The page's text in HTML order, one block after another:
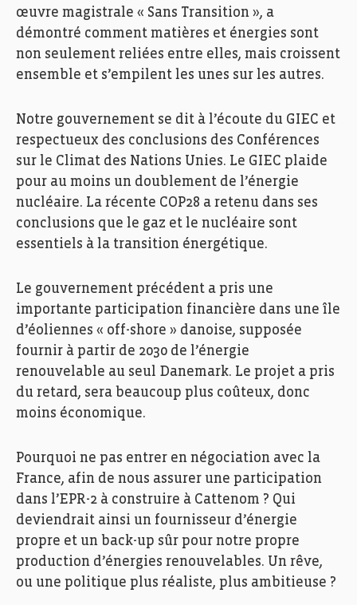
œuvre magistrale « Sans Transition », a
démontré comment matières et énergies sont
non seulement reliées entre elles, mais croissent
ensemble et s’empilent les unes sur les autres.
Notre gouvernement se dit à l’écoute du GIEC et
respectueux des conclusions des Conférences
sur le Climat des Nations Unies. Le GIEC plaide
pour au moins un doublement de l’énergie
nucléaire. La récente COP28 a retenu dans ses
conclusions que le gaz et le nucléaire sont
essentiels à la transition énergétique.
Le gouvernement précédent a pris une
importante participation financière dans une île
d’éoliennes « off-shore » danoise, supposée
fournir à partir de 2030 de l’énergie
renouvelable au seul Danemark. Le projet a pris
du retard, sera beaucoup plus coûteux, donc
moins économique.
Pourquoi ne pas entrer en négociation avec la
France, afin de nous assurer une participation
dans l’EPR-2 à construire à Cattenom ? Qui
deviendrait ainsi un fournisseur d’énergie
propre et un back-up sûr pour notre propre
production d’énergies renouvelables. Un rêve,
ou une politique plus réaliste, plus ambitieuse ?